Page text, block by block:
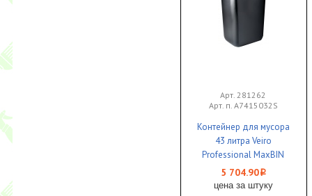
Арт. 281262
Арт. п. A7415032S
Контейнер для мусора
43 литра Veiro
Professional MaxBIN
черный крышка в
комплекте 1/2
5 704.90i
цена за штуку